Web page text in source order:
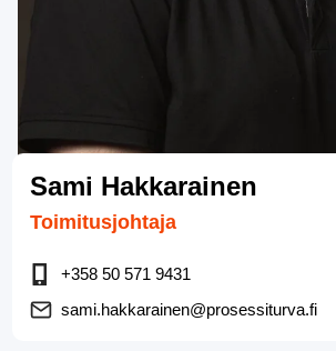
Sami Hakkarainen
Toimitusjohtaja
+358 50 571 9431
sami.hakkarainen@prosessiturva.fi